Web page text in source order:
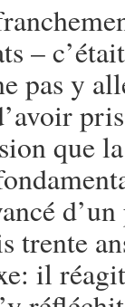
–
pas y
que
trente
il